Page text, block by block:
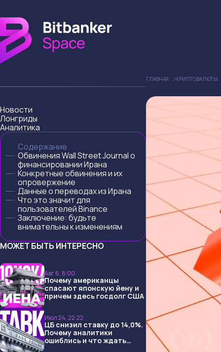
Новости
Лонгриды
Аналитика
Содержание
Обвинения Wall Street Journal о
финансировании Ирана
Конкретные обвинения и их
опровержение
Данные о переводах из Ирана
Что это значит для
пользователей Binance
Заключение: будьте
внимательны к изменениям
МОЖЕТ БЫТЬ ИНТЕРЕСНО
Авг 6, 8:00
Почему американцы
спасают японскую йену и
причем здесь госдолг США
Июл 24, 22:22
ЦБ снизил ставку до 14,0%.
Почему аналитики
ошиблись и что ждать
ГЛАВНАЯ КРИПТОВАЛЮТЫ